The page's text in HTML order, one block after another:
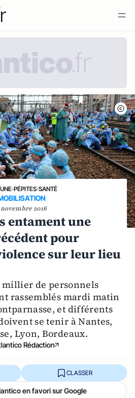
›PÉPITES›SANTÉ
novembre 2016
entament une
pour
sur leur lieu
millier de personnels
rassemblés mardi matin
et différents
se tenir à Nantes,
Lyon, Bordeaux.
Rédaction
CLASSER
en favori sur Google